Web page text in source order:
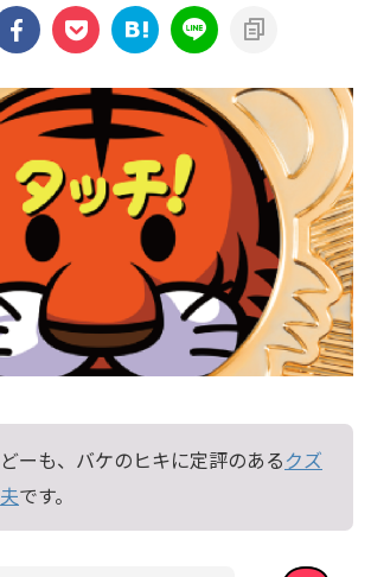
どーも、バケのヒキに定評のあるクズ
夫です。